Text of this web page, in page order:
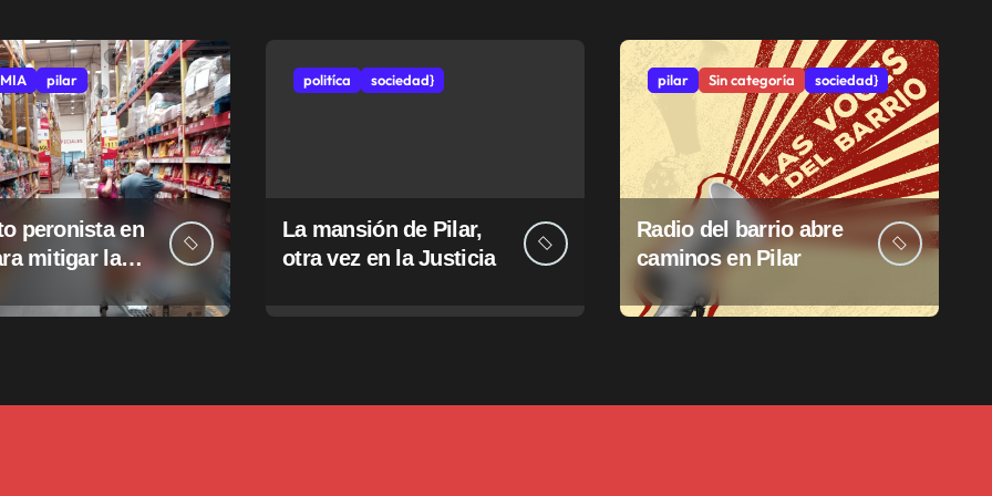
pilar
peronista en
mitigar la
politíca sociedad}
La mansión de Pilar,
otra vez en la Justicia
pilar Sin categoría sociedad}
Radio del barrio abre
caminos en Pilar